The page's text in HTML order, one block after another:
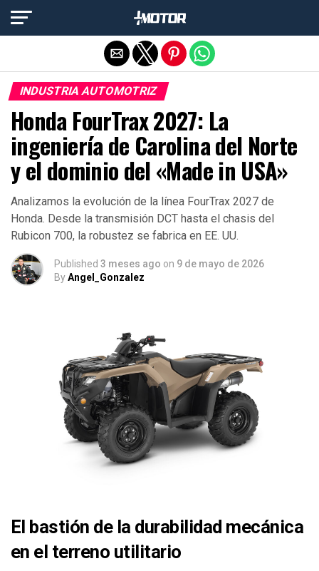
INDUSTRIA AUTOMOTRIZ
Honda FourTrax 2027: La
ingeniería de Carolina del Norte
y el dominio del «Made in USA»
Analizamos la evolución de la línea FourTrax 2027 de
Honda. Desde la transmisión DCT hasta el chasis del
Rubicon 700, la robustez se fabrica en EE. UU.
Published 3 meses ago on 9 de mayo de 2026
ByAngel_Gonzalez
El bastión de la durabilidad mecánica
en el terreno utilitario
Salir de la versión móvil